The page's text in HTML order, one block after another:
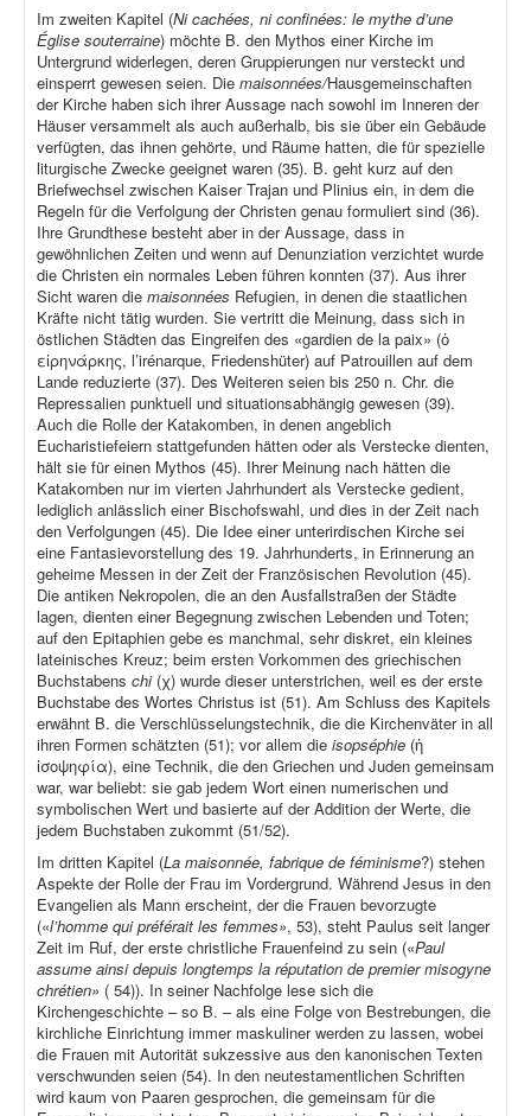
Im zweiten Kapitel (Ni cachées, ni confinées: le mythe d’une
Église souterraine) möchte B. den Mythos einer Kirche im
Untergrund widerlegen, deren Gruppierungen nur versteckt und
einsperrt gewesen seien. Die maisonnées/Hausgemeinschaften
der Kirche haben sich ihrer Aussage nach sowohl im Inneren der
Häuser versammelt als auch außerhalb, bis sie über ein Gebäude
verfügten, das ihnen gehörte, und Räume hatten, die für spezielle
liturgische Zwecke geeignet waren (35). B. geht kurz auf den
Briefwechsel zwischen Kaiser Trajan und Plinius ein, in dem die
Regeln für die Verfolgung der Christen genau formuliert sind (36).
Ihre Grundthese besteht aber in der Aussage, dass in
gewöhnlichen Zeiten und wenn auf Denunziation verzichtet wurde
die Christen ein normales Leben führen konnten (37). Aus ihrer
Sicht waren die maisonnées Refugien, in denen die staatlichen
Kräfte nicht tätig wurden. Sie vertritt die Meinung, dass sich in
östlichen Städten das Eingreifen des «gardien de la paix» (ὁ
εἰρηνάρκης, l’irénarque, Friedenshüter) auf Patrouillen auf dem
Lande reduzierte (37). Des Weiteren seien bis 250 n. Chr. die
Repressalien punktuell und situationsabhängig gewesen (39).
Auch die Rolle der Katakomben, in denen angeblich
Eucharistiefeiern stattgefunden hätten oder als Verstecke dienten,
hält sie für einen Mythos (45). Ihrer Meinung nach hätten die
Katakomben nur im vierten Jahrhundert als Verstecke gedient,
lediglich anlässlich einer Bischofswahl, und dies in der Zeit nach
den Verfolgungen (45). Die Idee einer unterirdischen Kirche sei
eine Fantasievorstellung des 19. Jahrhunderts, in Erinnerung an
geheime Messen in der Zeit der Französischen Revolution (45).
Die antiken Nekropolen, die an den Ausfallstraßen der Städte
lagen, dienten einer Begegnung zwischen Lebenden und Toten;
auf den Epitaphien gebe es manchmal, sehr diskret, ein kleines
lateinisches Kreuz; beim ersten Vorkommen des griechischen
Buchstabens chi (χ) wurde dieser unterstrichen, weil es der erste
Buchstabe des Wortes Christus ist (51). Am Schluss des Kapitels
erwähnt B. die Verschlüsselungstechnik, die die Kirchenväter in all
ihren Formen schätzten (51); vor allem die isopséphie (ἡ
ἰσοψηφία), eine Technik, die den Griechen und Juden gemeinsam
war, war beliebt: sie gab jedem Wort einen numerischen und
symbolischen Wert und basierte auf der Addition der Werte, die
jedem Buchstaben zukommt (51/52).
Im dritten Kapitel (La maisonnée, fabrique de féminisme?) stehen
Aspekte der Rolle der Frau im Vordergrund. Während Jesus in den
Evangelien als Mann erscheint, der die Frauen bevorzugte
(«l’homme qui préférait les femmes», 53), steht Paulus seit langer
Zeit im Ruf, der erste christliche Frauenfeind zu sein («Paul
assume ainsi depuis longtemps la réputation de premier misogyne
chrétien» ( 54)). In seiner Nachfolge lese sich die
Kirchengeschichte – so B. – als eine Folge von Bestrebungen, die
kirchliche Einrichtung immer maskuliner werden zu lassen, wobei
die Frauen mit Autorität sukzessive aus den kanonischen Texten
verschwunden seien (54). In den neutestamentlichen Schriften
wird kaum von Paaren gesprochen, die gemeinsam für die